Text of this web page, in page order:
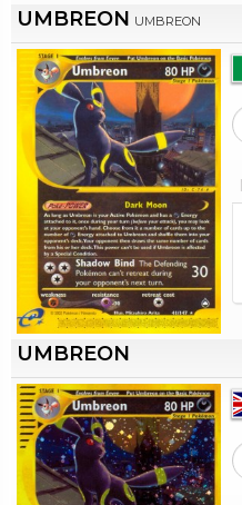
UMBREON UMBREON
UMBREON